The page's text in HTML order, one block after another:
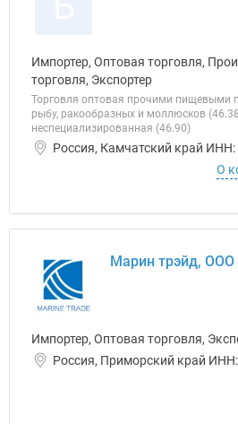
Импортер, Оптовая торговля,
торговля, Экспортер
Торговля оптовая прочими пищевыми
рыбу, ракообразных и моллюсков
неспециализированная (46.90)
Россия, Камчатский край ИНН:
О
Марин трэйд, ООО
Импортер, Оптовая торговля,
Россия, Приморский край ИНН: